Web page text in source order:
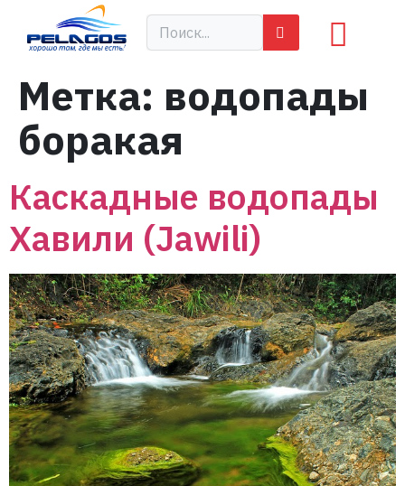
Метка: водопады
боракая
Каскадные водопады
Хавили (Jawili)